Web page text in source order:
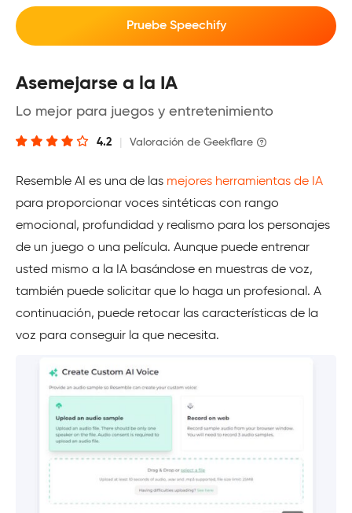
Pruebe Speechify
Asemejarse a la IA
Lo mejor para juegos y entretenimiento
4.2 Valoración de Geekflare
Resemble AI es una de las mejores herramientas de IA
para proporcionar voces sintéticas con rango
emocional, profundidad y realismo para los personajes
de un juego o una película. Aunque puede entrenar
usted mismo a la IA basándose en muestras de voz,
también puede solicitar que lo haga un profesional. A
continuación, puede retocar las características de la
voz para conseguir la que necesita.